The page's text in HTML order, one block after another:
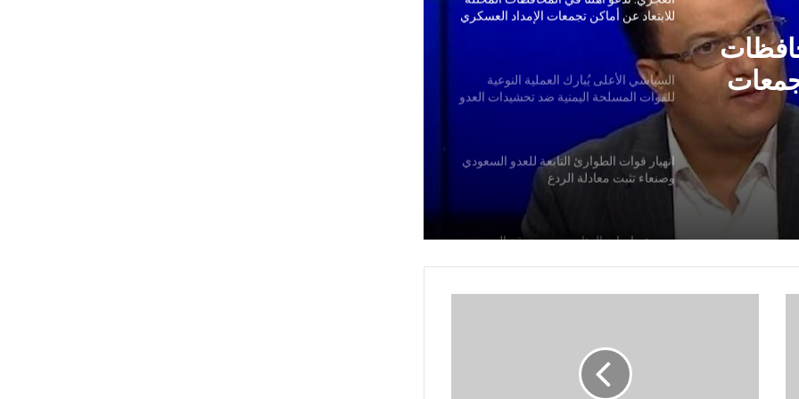
للقوات المسلحة اليمنية ضد تحشيدات العدو
السعودي
انهيار قوات الطوارئ التابعة للعدو السعودي
وصنعاء تثبت معادلة الردع
مصرع وإصابة المئات من مرتزقة العدو
السعودي وتدمير وإحراق عدد كبير من
استهداف ثاني سفينة سعودية في اقل من 24